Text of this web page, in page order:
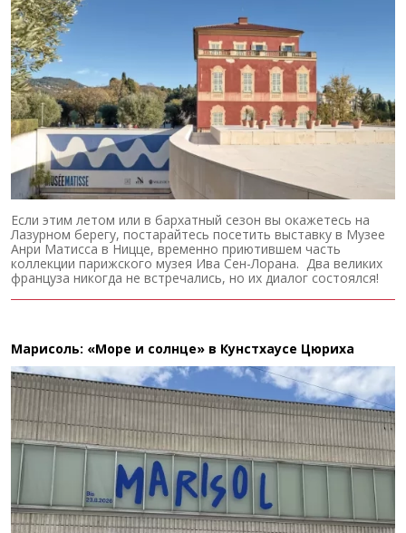
Если этим летом или в бархатный сезон вы окажетесь на
Лазурном берегу, постарайтесь посетить выставку в Музее
Анри Матисса в Ницце, временно приютившем часть
коллекции парижского музея Ива Сен-Лорана. Два великих
француза никогда не встречались, но их диалог состоялся!
Марисоль: «Море и солнце» в Кунстхаусе Цюриха